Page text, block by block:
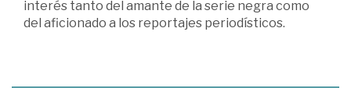
interés tanto del amante de la serie negra como
del aficionado a los reportajes periodísticos.